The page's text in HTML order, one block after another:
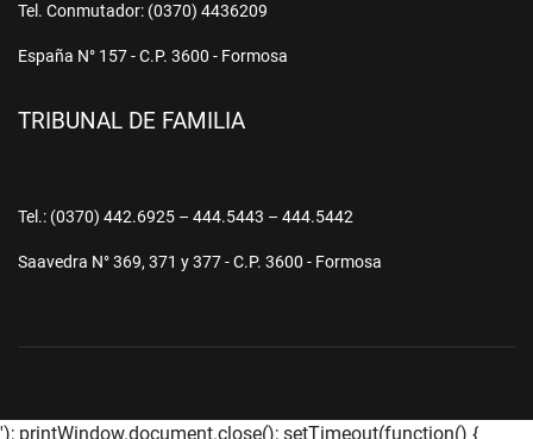
Tel. Conmutador: (0370) 4436209
España N° 157 - C.P. 3600 - Formosa
TRIBUNAL DE FAMILIA
Tel.: (0370) 442.6925 – 444.5443 – 444.5442
Saavedra N° 369, 371 y 377 - C.P. 3600 - Formosa
'); printWindow.document.close(); setTimeout(function() {